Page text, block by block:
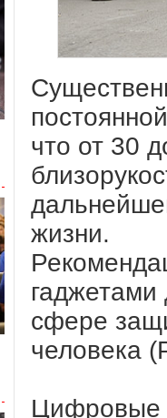
что от 30
жизни.
сфере
человека
Цифровые